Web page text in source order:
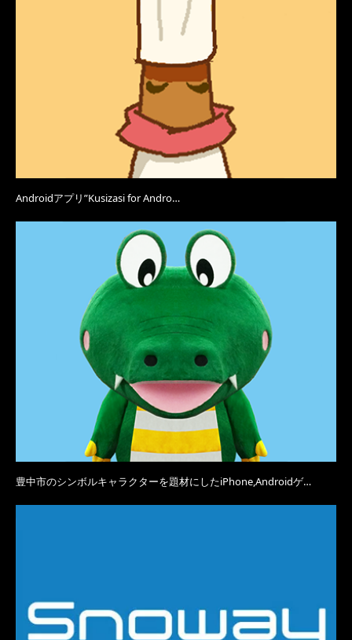
Androidアプリ”Kusizasi for Andro…
豊中市のシンボルキャラクターを題材にしたiPhone,Androidゲ…